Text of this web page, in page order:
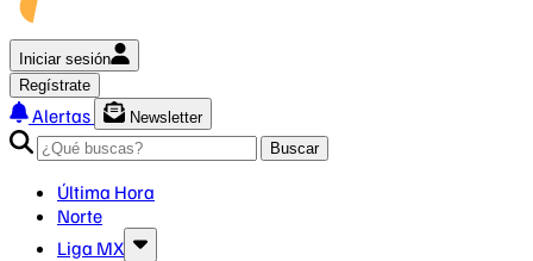
Iniciar sesión
Regístrate
Alertas
Newsletter
Buscar
Última Hora
Norte
Liga MX